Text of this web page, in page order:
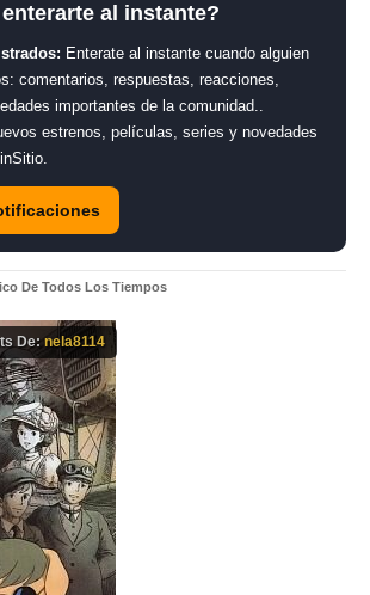
al instante?
Enterate al instante cuando alguien
comentarios, respuestas, reacciones,
importantes de la comunidad..
estrenos, películas, series y novedades
De Todos Los Tiempos
De: nela8114